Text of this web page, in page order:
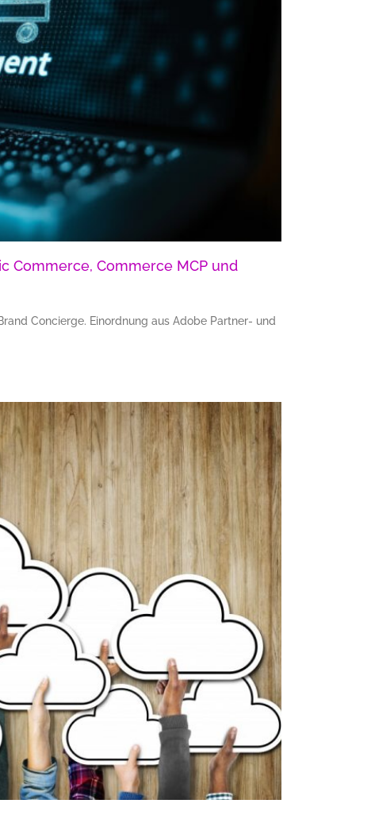
Commerce, Commerce MCP und
Concierge. Einordnung aus Adobe Partner- und